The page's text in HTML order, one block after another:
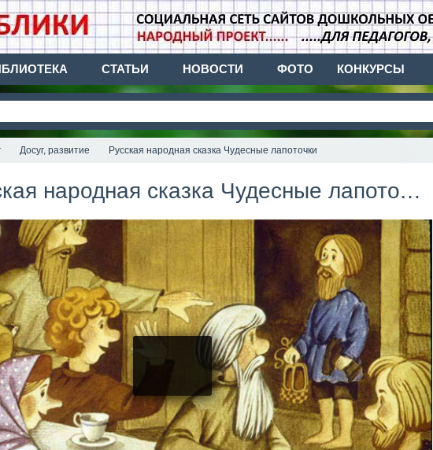
СТАТЬИ НОВОСТИ ФОТО КОНКУРСЫ
Досуг, развитие Русская народная сказка Чудесные лапоточки
народная сказка Чудесные лапоточки